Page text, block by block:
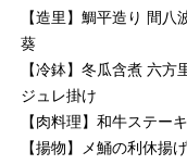
【造里】鯛平造り 間
葵
【冷鉢】冬瓜含煮 六
ジュレ掛け
【肉料理】和牛ステー
【揚物】メ鯒の利休揚